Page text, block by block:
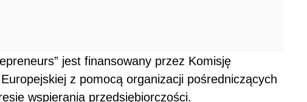
jest finansowany przez Komisję
z pomocą organizacji pośredniczących
wspierania przedsiębiorczości.